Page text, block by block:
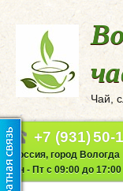
Чай,
+7 (931)50-
Россия, город Вологда
Пн - Пт с 09:00 до 17:00